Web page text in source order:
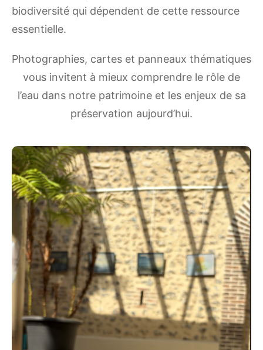
biodiversité qui dépendent de cette ressource
essentielle.
Photographies, cartes et panneaux thématiques
vous invitent à mieux comprendre le rôle de
l’eau dans notre patrimoine et les enjeux de sa
préservation aujourd’hui.